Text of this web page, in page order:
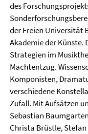
des
der Freien Universität
Akademie der
Strategien im
Machtentzug.
Komponisten,
verschiedene
Zufall. Mit Aufsätzen
Sebastian
Christa Brüstle,